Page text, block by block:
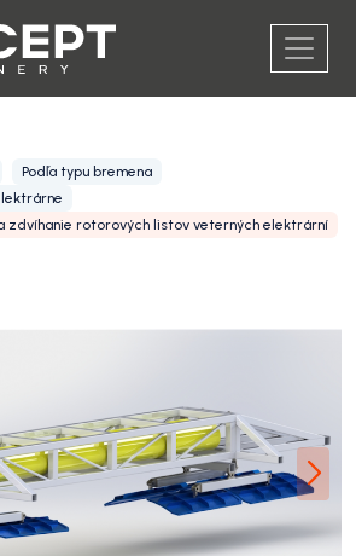
Podľa typu bremena
zdvíhanie rotorových listov veterných elektrární